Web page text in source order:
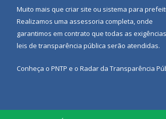
Muito mais que criar site ou sistema para
Realizamos uma assessoria completa, onde
garantimos em contrato que todas as
leis de transparência pública serão atendidas.
Conheça o PNTP e o Radar da Transparência